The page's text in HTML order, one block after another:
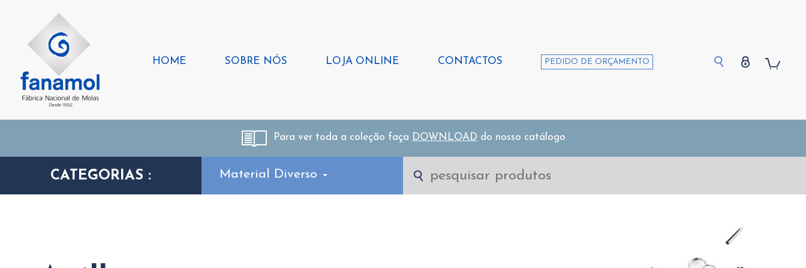
HOME SOBRE NÓS LOJA ONLINE CONTACTOS PEDIDO DE ORÇAMENTO
Para ver toda a coleção faça DOWNLOAD do nosso catálogo
CATEGORIAS : Material Diverso